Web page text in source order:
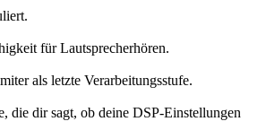
für Lautsprecherhören.
als letzte Verarbeitungsstufe.
die dir sagt, ob deine DSP-Einstellungen